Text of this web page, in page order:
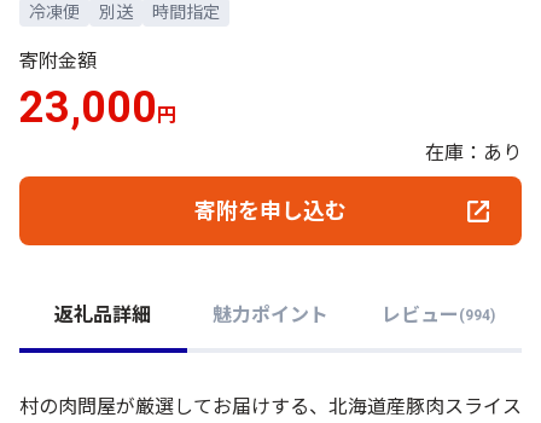
冷凍便 別送 時間指定
寄附金額
23,000 円
在庫：あり
寄附を申し込む
返礼品詳細 魅力ポイント レビュー (994)
村の肉問屋が厳選してお届けする、北海道産豚肉スライス